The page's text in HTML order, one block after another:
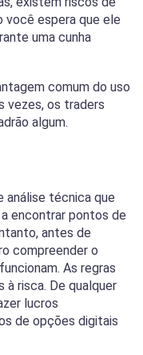
você espera que ele
uma cunha
comum do uso
vezes, os traders
algum.
análise técnica que
encontrar pontos de
antes de
compreender o
As regras
à risca. De qualquer
lucros
de opções digitais